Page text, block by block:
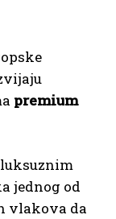
premium
jednog od
vlakova da